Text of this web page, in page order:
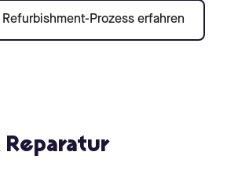
Refurbishment-Prozess erfahren